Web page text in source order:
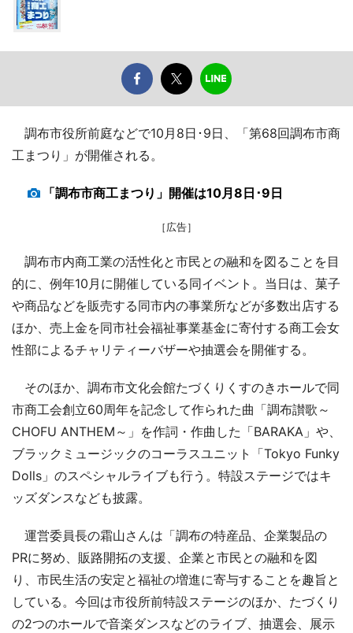
調布市役所前庭などで10月8日･9日、「第68回調布市商
工まつり」が開催される。
「調布市商工まつり」開催は10月8日･9日
［広告］
調布市内商工業の活性化と市民との融和を図ることを目
的に、例年10月に開催している同イベント。当日は、菓子
や商品などを販売する同市内の事業所などが多数出店する
ほか、売上金を同市社会福祉事業基金に寄付する商工会女
性部によるチャリティーバザーや抽選会を開催する。
そのほか、調布市文化会館たづくりくすのきホールで同
市商工会創立60周年を記念して作られた曲「調布讃歌～
CHOFU ANTHEM～」を作詞・作曲した「BARAKA」や、
ブラックミュージックのコーラスユニット「Tokyo Funky
Dolls」のスペシャルライブも行う。特設ステージではキ
ッズダンスなども披露。
運営委員長の霜山さんは「調布の特産品、企業製品の
PRに努め、販路開拓の支援、企業と市民との融和を図
り、市民生活の安定と福祉の増進に寄与することを趣旨と
している。今回は市役所前特設ステージのほか、たづくり
の2つのホールで音楽ダンスなどのライブ、抽選会、展示